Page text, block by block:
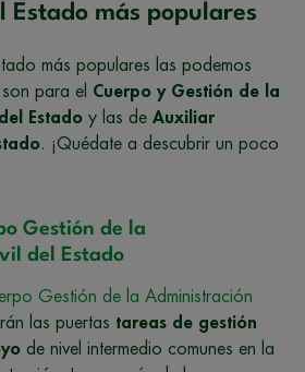
Estado más populares
más populares las podemos
para el Cuerpo y Gestión de la
Estado y las de Auxiliar
. ¡Quédate a descubrir un poco
Gestión de la
del Estado
Gestión de la Administración
las puertas tareas de gestión
de nivel intermedio comunes en la